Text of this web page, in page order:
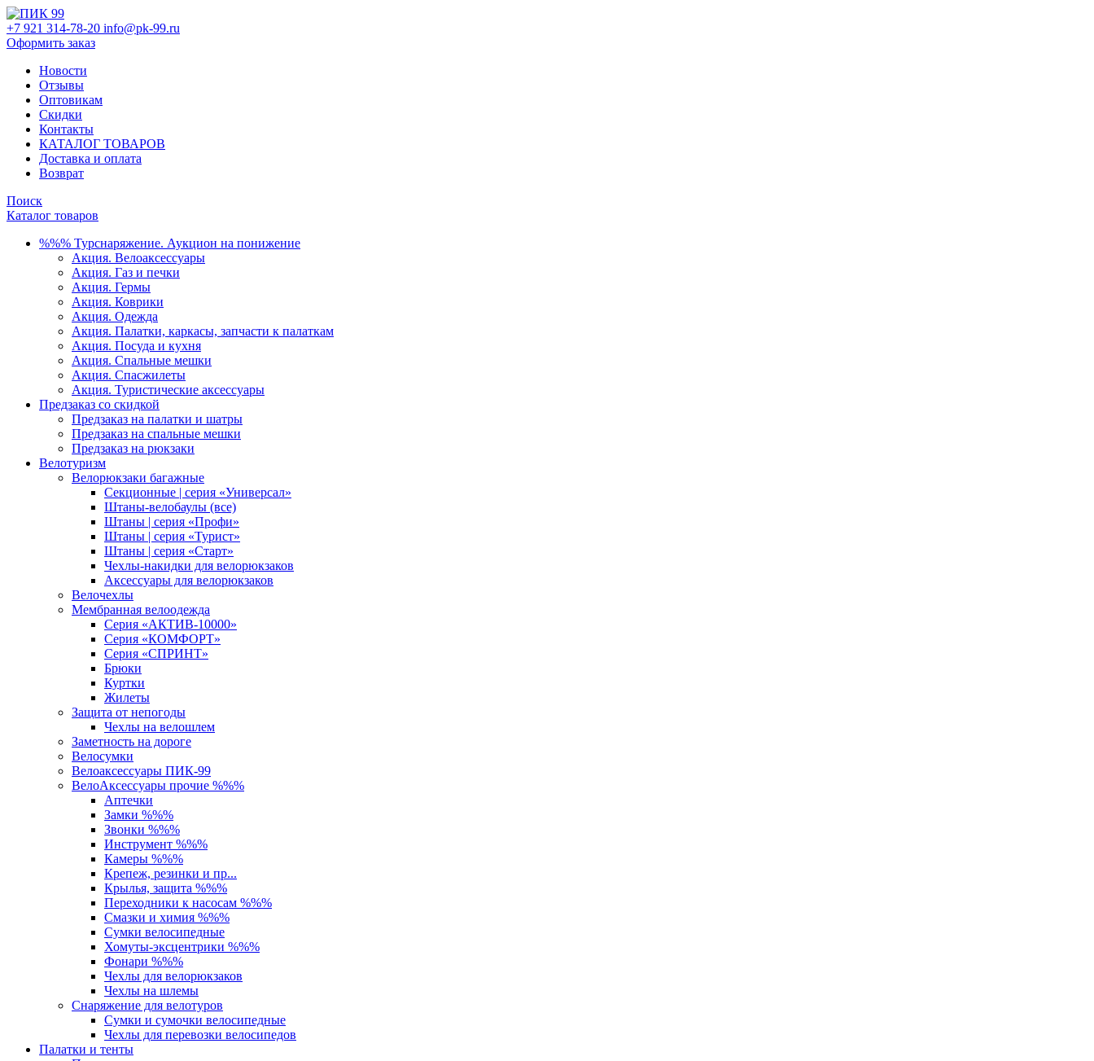
+7 921 314-78-20 info@pk-99.ru
Оформить заказ
Новости
Отзывы
Оптовикам
Скидки
Контакты
КАТАЛОГ ТОВАРОВ
Доставка и оплата
Возврат
Поиск
Каталог товаров
%%% Турснаряжение. Аукцион на понижение
Акция. Велоаксессуары
Акция. Газ и печки
Акция. Гермы
Акция. Коврики
Акция. Одежда
Акция. Палатки, каркасы, запчасти к палаткам
Акция. Посуда и кухня
Акция. Спальные мешки
Акция. Спасжилеты
Акция. Туристические аксессуары
Предзаказ со скидкой
Предзаказ на палатки и шатры
Предзаказ на спальные мешки
Предзаказ на рюкзаки
Велотуризм
Велорюкзаки багажные
Секционные | серия «Универсал»
Штаны-велобаулы (все)
Штаны | серия «Профи»
Штаны | серия «Турист»
Штаны | серия «Старт»
Чехлы-накидки для велорюкзаков
Аксессуары для велорюкзаков
Велочехлы
Мембранная велоодежда
Серия «АКТИВ-10000»
Серия «КОМФОРТ»
Серия «СПРИНТ»
Брюки
Куртки
Жилеты
Защита от непогоды
Чехлы на велошлем
Заметность на дороге
Велосумки
Велоаксессуары ПИК-99
ВелоАксессуары прочие %%%
Аптечки
Замки %%%
Звонки %%%
Инструмент %%%
Камеры %%%
Крепеж, резинки и пр...
Крылья, защита %%%
Переходники к насосам %%%
Смазки и химия %%%
Сумки велосипедные
Хомуты-эксцентрики %%%
Фонари %%%
Чехлы для велорюкзаков
Чехлы на шлемы
Снаряжение для велотуров
Сумки и сумочки велосипедные
Чехлы для перевозки велосипедов
Палатки и тенты